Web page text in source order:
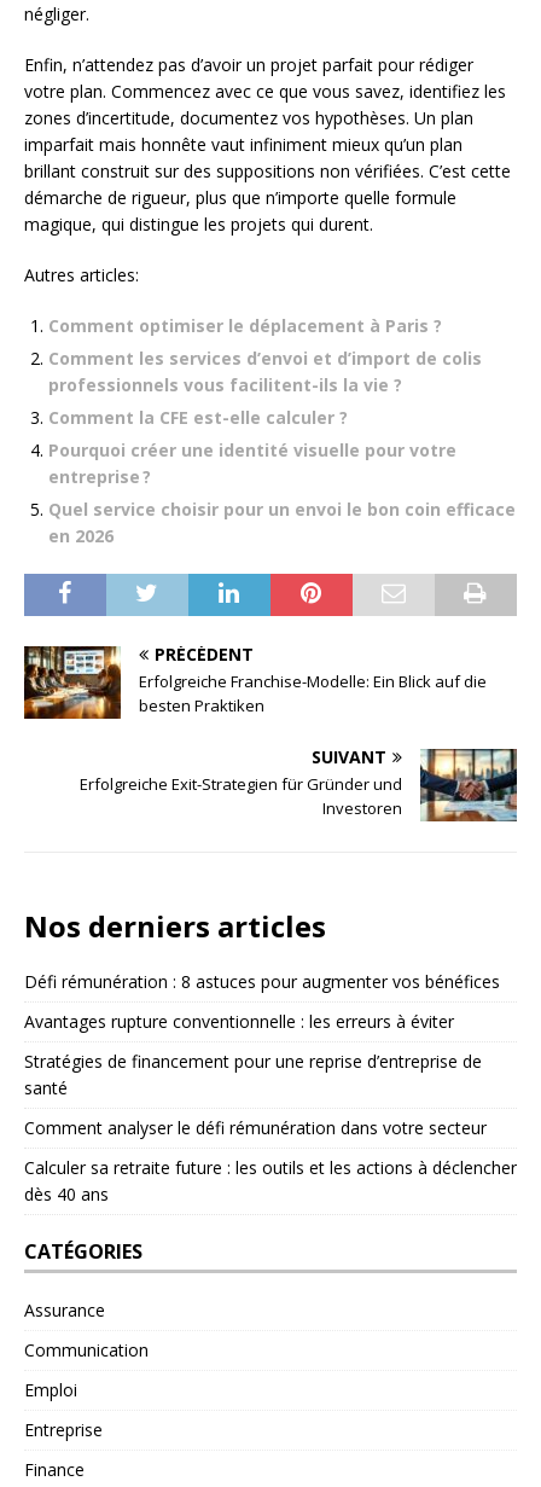
négliger.
Enfin, n’attendez pas d’avoir un projet parfait pour rédiger
votre plan. Commencez avec ce que vous savez, identifiez les
zones d’incertitude, documentez vos hypothèses. Un plan
imparfait mais honnête vaut infiniment mieux qu’un plan
brillant construit sur des suppositions non vérifiées. C’est cette
démarche de rigueur, plus que n’importe quelle formule
magique, qui distingue les projets qui durent.
Autres articles:
Comment optimiser le déplacement à Paris ?
Comment les services d’envoi et d’import de colis
professionnels vous facilitent-ils la vie ?
Comment la CFE est-elle calculer ?
Pourquoi créer une identité visuelle pour votre
entreprise ?
Quel service choisir pour un envoi le bon coin efficace
en 2026
PRÉCÉDENT
Erfolgreiche Franchise-Modelle: Ein Blick auf die
besten Praktiken
SUIVANT
Erfolgreiche Exit-Strategien für Gründer und
Investoren
Nos derniers articles
Défi rémunération : 8 astuces pour augmenter vos bénéfices
Avantages rupture conventionnelle : les erreurs à éviter
Stratégies de financement pour une reprise d’entreprise de
santé
Comment analyser le défi rémunération dans votre secteur
Calculer sa retraite future : les outils et les actions à déclencher
dès 40 ans
CATÉGORIES
Assurance
Communication
Emploi
Entreprise
Finance